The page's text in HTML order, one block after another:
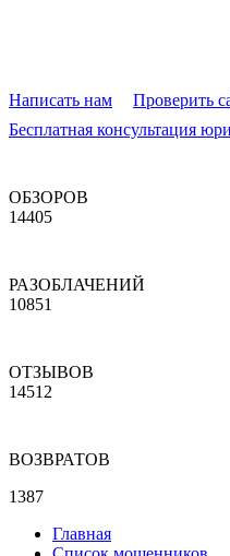
Написать нам Проверить
Бесплатная консультация
ОБЗОРОВ
14405
РАЗОБЛАЧЕНИЙ
10851
ОТЗЫВОВ
14512
ВОЗВРАТОВ
1387
Главная